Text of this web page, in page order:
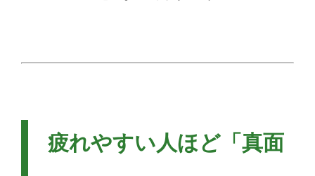
疲れやすい人ほど「真面